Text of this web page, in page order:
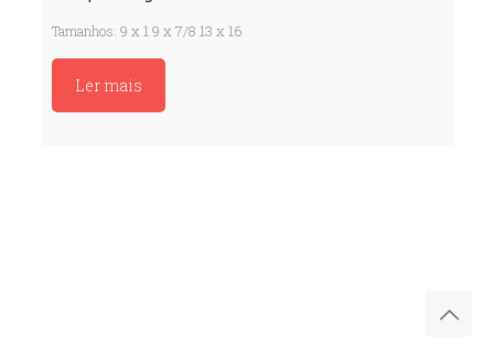
Tamanhos: 9 x 1 9 x 7/8 13 x 16
Ler mais